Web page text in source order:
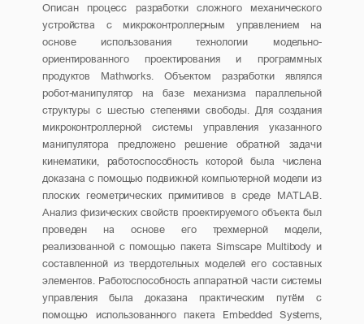
Описан процесс разработки сложного механического
устройства с микроконтроллерным управлением на
основе использования технологии модельно-
ориентированного проектирования и программных
продуктов Mathworks. Объектом разработки являлся
робот-манипулятор на базе механизма параллельной
структуры с шестью степенями свободы. Для создания
микроконтроллерной системы управления указанного
манипулятора предложено решение обратной задачи
кинематики, работоспособность которой была числена
доказана с помощью подвижной компьютерной модели из
плоских геометрических примитивов в среде MATLAB.
Анализ физических свойств проектируемого объекта был
проведен на основе его трехмерной модели,
реализованной с помощью пакета Simscape Multibody и
составленной из твердотельных моделей его составных
элементов. Работоспособность аппаратной части системы
управления была доказана практическим путём с
помощью использованного пакета Embedded Systems,